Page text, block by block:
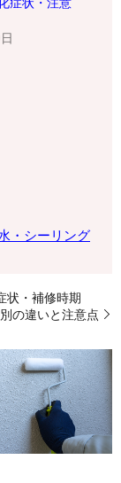
・シーリング
状・補修時期
の違いと注意点